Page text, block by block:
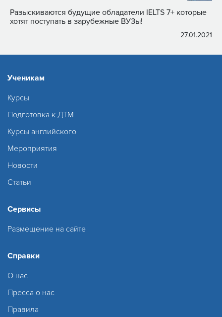
Разыскиваются будущие обладатели IELTS 7+ которые
хотят поступать в зарубежные ВУЗы!
27.01.2021
Ученикам
Курсы
Подготовка к ДТМ
Курсы английского
Мероприятия
Новости
Статьи
Сервисы
Размещение на сайте
Справки
О нас
Пресса о нас
Правила